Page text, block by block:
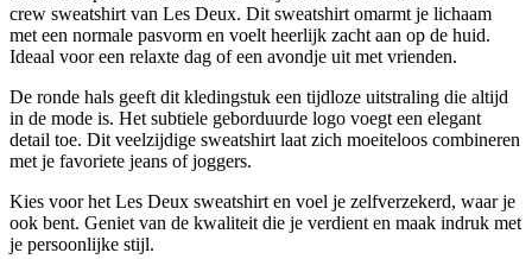
crew sweatshirt van Les Deux. Dit sweatshirt omarmt je lichaam
met een normale pasvorm en voelt heerlijk zacht aan op de huid.
Ideaal voor een relaxte dag of een avondje uit met vrienden.
De ronde hals geeft dit kledingstuk een tijdloze uitstraling die altijd
in de mode is. Het subtiele geborduurde logo voegt een elegant
detail toe. Dit veelzijdige sweatshirt laat zich moeiteloos combineren
met je favoriete jeans of joggers.
Kies voor het Les Deux sweatshirt en voel je zelfverzekerd, waar je
ook bent. Geniet van de kwaliteit die je verdient en maak indruk met
je persoonlijke stijl.